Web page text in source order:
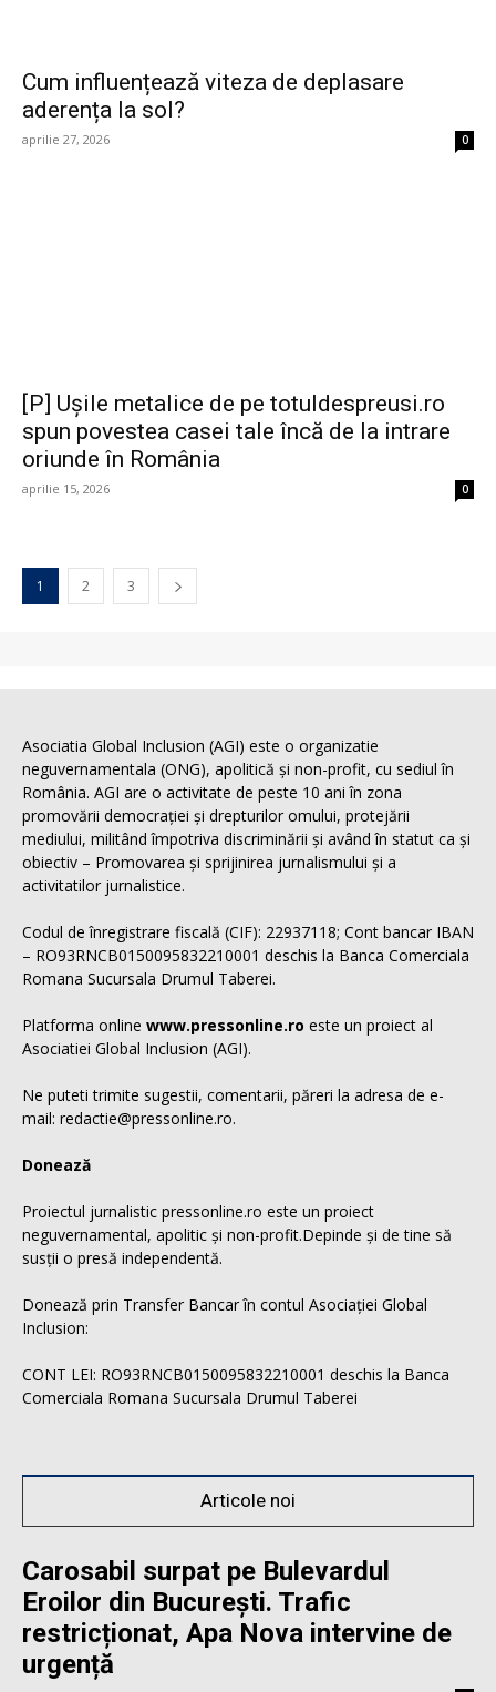
Cum influențează viteza de deplasare
aderența la sol?
aprilie 27, 2026 0
[P] Ușile metalice de pe totuldespreusi.ro
spun povestea casei tale încă de la intrare
oriunde în România
aprilie 15, 2026 0
1 2 3
Asociatia Global Inclusion (AGI) este o organizatie
neguvernamentala (ONG), apolitică și non-profit, cu sediul în
România. AGI are o activitate de peste 10 ani în zona
promovării democrației și drepturilor omului, protejării
mediului, militând împotriva discriminării și având în statut ca și
obiectiv – Promovarea și sprijinirea jurnalismului și a
activitatilor jurnalistice.
Codul de înregistrare fiscală (CIF): 22937118; Cont bancar IBAN
– RO93RNCB0150095832210001 deschis la Banca Comerciala
Romana Sucursala Drumul Taberei.
Platforma online www.pressonline.ro este un proiect al
Asociatiei Global Inclusion (AGI).
Ne puteti trimite sugestii, comentarii, păreri la adresa de e-
mail: redactie@pressonline.ro.
Donează
Proiectul jurnalistic pressonline.ro este un proiect
neguvernamental, apolitic și non-profit.Depinde și de tine să
susții o presă independentă.
Donează prin Transfer Bancar în contul Asociației Global
Inclusion:
CONT LEI: RO93RNCB0150095832210001 deschis la Banca
Comerciala Romana Sucursala Drumul Taberei
Articole noi
Carosabil surpat pe Bulevardul
Eroilor din București. Trafic
restricționat, Apa Nova intervine de
urgență